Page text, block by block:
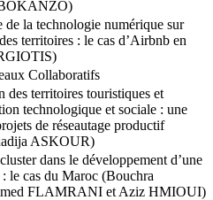
de la technologie numérique sur
territoires : le cas d’Airbnb en
Collaboratifs
des territoires touristiques et
technologique et sociale : une
de réseautage productif
ASKOUR)
dans le développement d’une
le cas du Maroc (Bouchra
FLAMRANI et Aziz HMIOUI)